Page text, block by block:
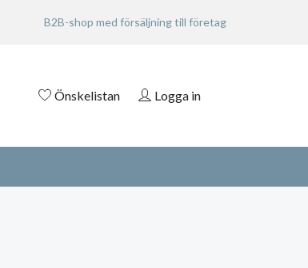
B2B-shop med försäljning till företag
Önskelistan Logga in